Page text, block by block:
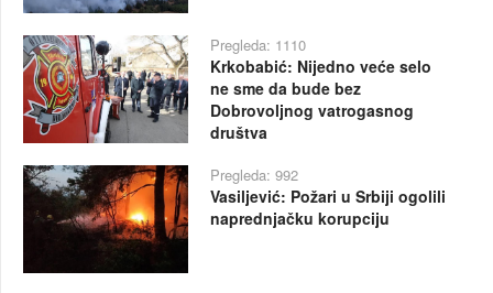
Pregleda: 1110
Krkobabić: Nijedno veće selo
ne sme da bude bez
Dobrovoljnog vatrogasnog
društva
Pregleda: 992
Vasiljević: Požari u Srbiji ogolili
naprednjačku korupciju